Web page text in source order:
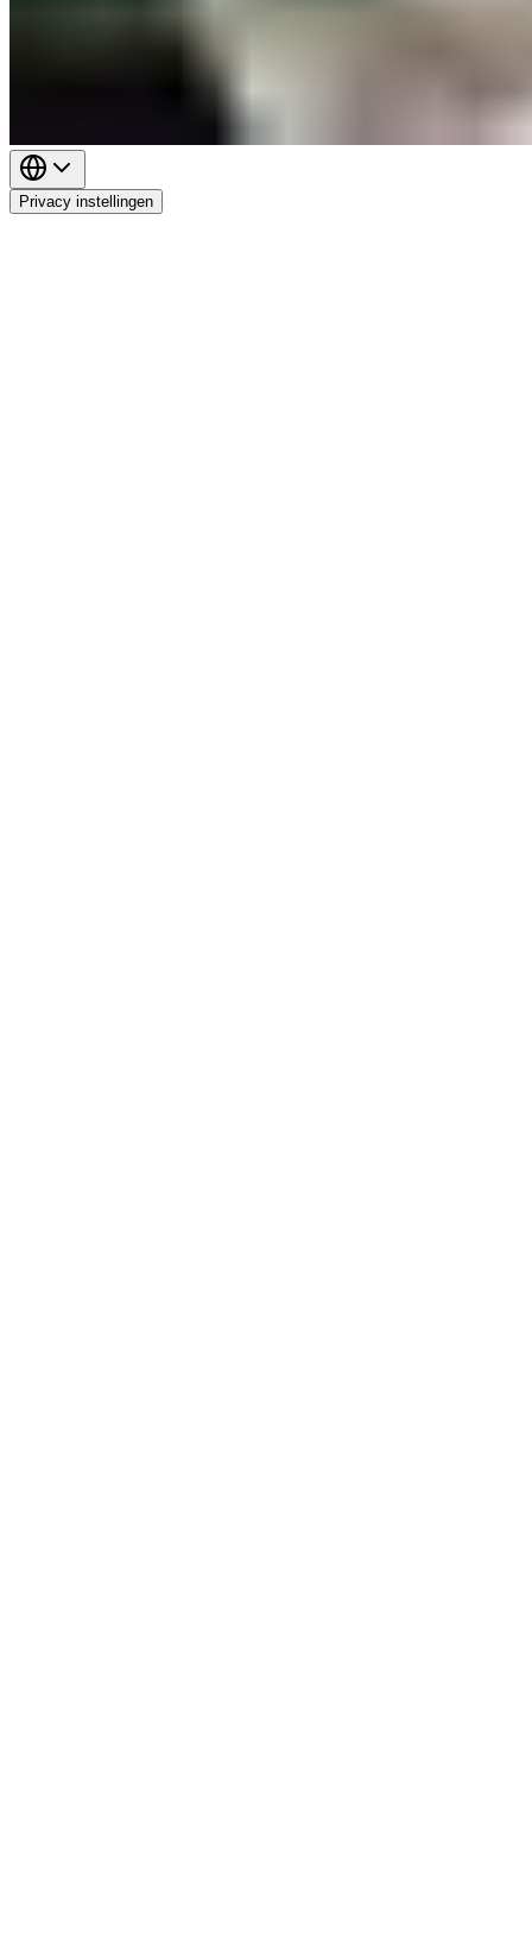
Privacy instellingen